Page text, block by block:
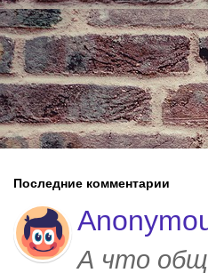
Последние комментарии
А что